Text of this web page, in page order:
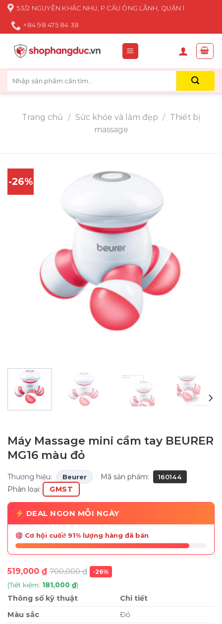
Skip
content
53/2 NGUYỄN KHẮC NHU, P.CẦU ÔNG LÃNH, QUẬN 1
+84 98 475 84 38
kiếm:
Trang chủ / Sức khỏe và làm đẹp / Thiết bị
massage
-26%
Máy Massage mini cầm tay BEURER
MG16 màu đỏ
Thương hiệu: Beurer Mã sản phẩm: 160144
Phân loại: GMST
DEAL NGON MỖI NGÀY
Cơ hội cuối! 91% lượng hàng đã bán
519,000 ₫ 700,000₫ -26%
(Tiết kiệm: 181,000 ₫)
Thông số kỹ thuật
Chi tiết
Màu sắc
Đỏ